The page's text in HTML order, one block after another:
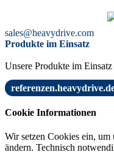
sales@heavydrive.com
Produkte im Einsatz
Unsere Produkte im
Cookie Informationen
Wir setzen Cookies ein, um
ändern. Technisch